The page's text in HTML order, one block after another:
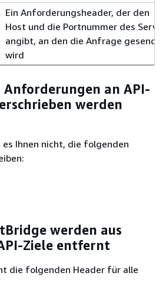
Ein Anforderungsheader, der den
Host und die Portnummer des
angibt, an den die Anfrage gesendet
wird
Anforderungen an API-
werden
Ihnen nicht, die folgenden
werden aus
Ziele entfernt
die folgenden Header für alle